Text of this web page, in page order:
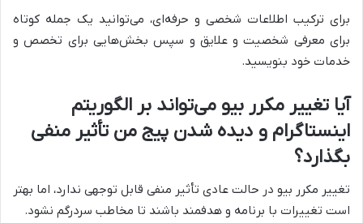
برای ترکیب اطلاعات شخصی و حرفه‌ای، می‌توانید یک جمله کوتاه
برای معرفی شخصیت و علایق و سپس بخش‌هایی برای تخصص و
خدمات خود بنویسید.
آیا تغییر مکرر بیو می‌تواند بر الگوریتم
اینستاگرام و دیده شدن پیج من تأثیر منفی
بگذارد؟
تغییر مکرر بیو در حالت عادی تأثیر منفی قابل توجهی ندارد، اما بهتر
است تغییرات با برنامه و هدفمند باشند تا مخاطب سردرگم نشود.